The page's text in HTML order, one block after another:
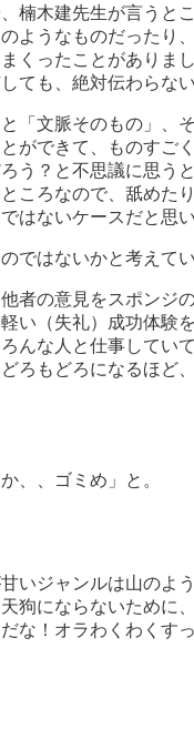
楠木建先生が言う
ようなものだった
くったことがあり
ても、絶対伝わらない
「文脈そのもの」
ができて、ものす
う？と不思議に思
ころなので、舐め
はないケースだと思い
ではないかと考えてい
者の意見をスポン
い（失礼）成功体
んな人と仕事して
ろもどろになるほど
、、ゴミめ」と。
いジャンルは山の
狗にならないために
な！オラわくわくす